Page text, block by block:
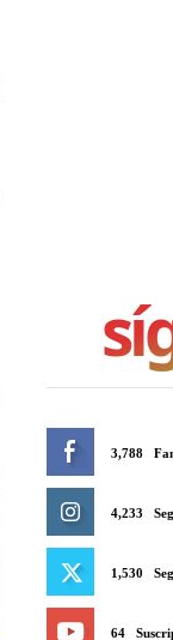
3,788
4,233
1,530
64